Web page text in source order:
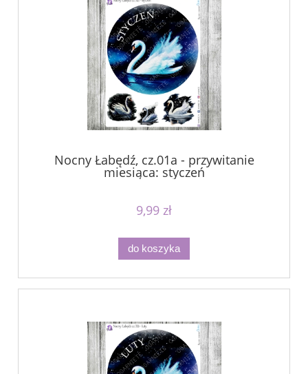
Nocny Łabędź, cz.01a - przywitanie
miesiąca: styczeń
9,99 zł
do koszyka